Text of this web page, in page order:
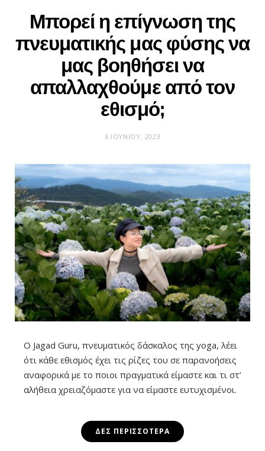
Μπορεί η επίγνωση της
πνευματικής μας φύσης να
μας βοηθήσει να
απαλλαχθούμε από τον
εθισμό;
6 ΙΟΥΝΊΟΥ, 2023
Ο Jagad Guru, πνευματικός δάσκαλος της yoga, λέει
ότι κάθε εθισμός έχει τις ρίζες του σε παρανοήσεις
αναφορικά με το ποιοι πραγματικά είμαστε και τι στ’
αλήθεια χρειαζόμαστε για να είμαστε ευτυχισμένοι.
ΔΕΣ ΠΕΡΙΣΣΌΤΕΡΑ